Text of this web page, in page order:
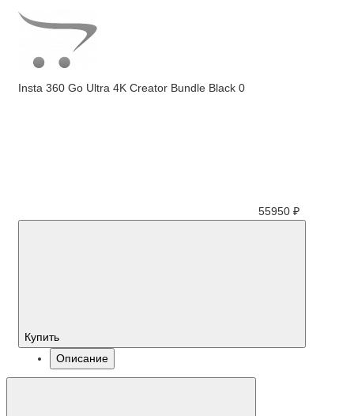
Insta 360 Go Ultra 4K Creator Bundle Black 0
55950 ₽
Купить
Описание